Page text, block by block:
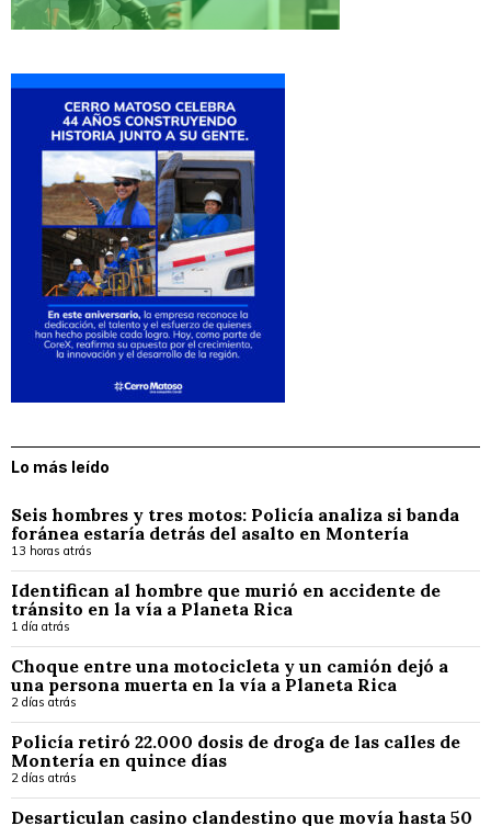
Lo más leído
Seis hombres y tres motos: Policía analiza si banda
foránea estaría detrás del asalto en Montería
13 horas atrás
Identifican al hombre que murió en accidente de
tránsito en la vía a Planeta Rica
1 día atrás
Choque entre una motocicleta y un camión dejó a
una persona muerta en la vía a Planeta Rica
2 días atrás
Policía retiró 22.000 dosis de droga de las calles de
Montería en quince días
2 días atrás
Desarticulan casino clandestino que movía hasta 50